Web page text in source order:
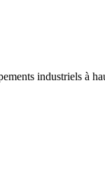
industriels à